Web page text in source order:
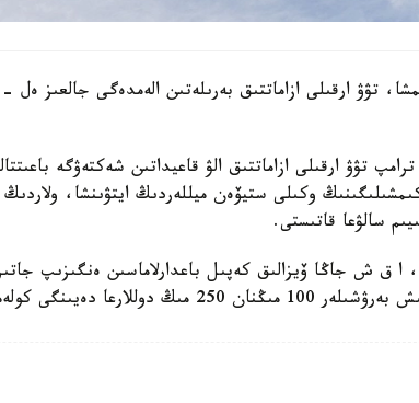
تۋۋ ارقىلى ازاماتتىق بەرىلەتىن الەمدەگى جالعىز ەل
تۋۋ ارقىلى ازاماتتىق الۋ قاعيداتىن شەكتەۋگە
وكىلى ستيۆەن ميللەردىڭ ايتۋىنشا،
سالۋعا قاتىستى.
ا ق ش جاڭا ۆيزالىق كەپىل باعدارلاماسىن ەنگىزىپ
دەيىنگى كولەمدە دەپوزيت سالۋى ءتيىس.